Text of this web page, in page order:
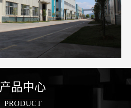
产品中心
PRODUCT